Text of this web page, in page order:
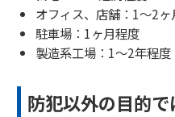
オフィス、店舗：1～2ヶ
駐車場：1ヶ月程度
製造系工場：1～2年程度
防犯以外の目的